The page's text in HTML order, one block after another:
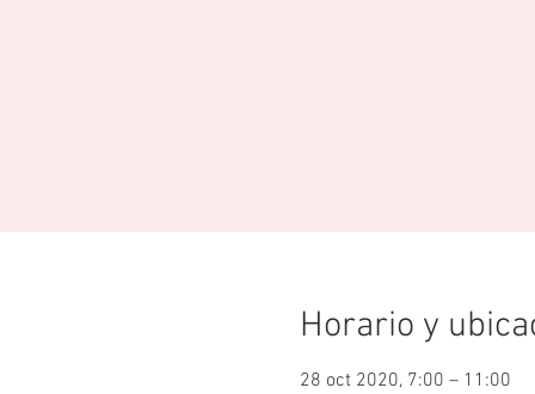
Horario y
28 oct 2020, 7:00 – 11:00